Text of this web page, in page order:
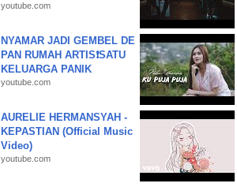
youtube.com
NYAMAR JADI GEMBEL DE
PAN RUMAH ARTIS❗SATU
KELUARGA PANIK
youtube.com
AURELIE HERMANSYAH -
KEPASTIAN (Official Music
Video)
youtube.com